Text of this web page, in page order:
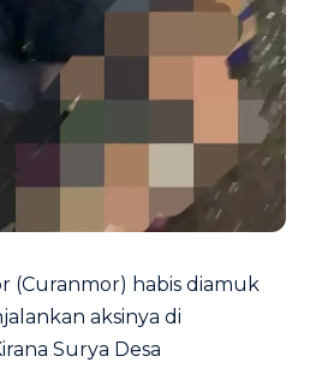
(Curanmor) habis diamuk
aksinya di
Surya Desa